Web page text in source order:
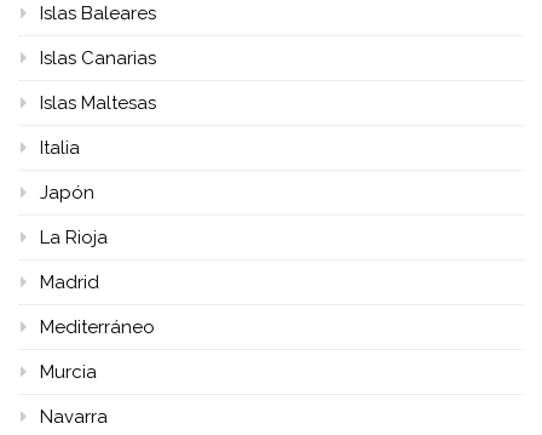
Islas Baleares
Islas Canarias
Islas Maltesas
Italia
Japón
La Rioja
Madrid
Mediterráneo
Murcia
Navarra